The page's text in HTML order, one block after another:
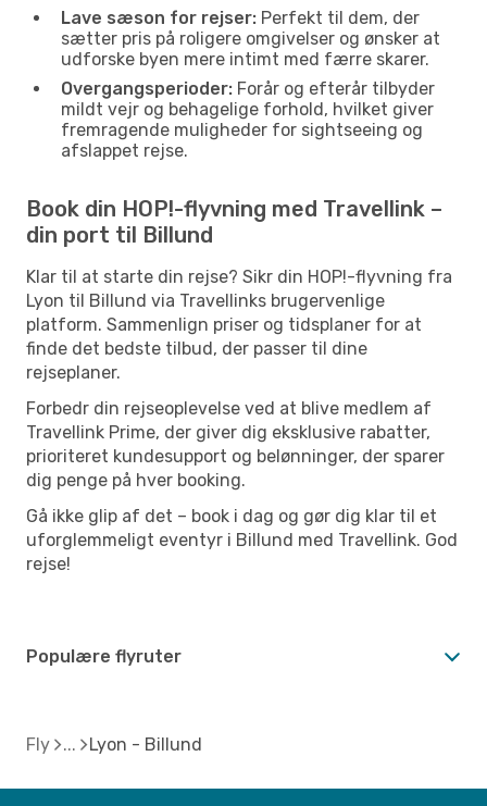
Lave sæson for rejser: Perfekt til dem, der
sætter pris på roligere omgivelser og ønsker at
udforske byen mere intimt med færre skarer.
Overgangsperioder: Forår og efterår tilbyder
mildt vejr og behagelige forhold, hvilket giver
fremragende muligheder for sightseeing og
afslappet rejse.
Book din HOP!-flyvning med Travellink –
din port til Billund
Klar til at starte din rejse? Sikr din HOP!-flyvning fra
Lyon til Billund via Travellinks brugervenlige
platform. Sammenlign priser og tidsplaner for at
finde det bedste tilbud, der passer til dine
rejseplaner.
Forbedr din rejseoplevelse ved at blive medlem af
Travellink Prime, der giver dig eksklusive rabatter,
prioriteret kundesupport og belønninger, der sparer
dig penge på hver booking.
Gå ikke glip af det – book i dag og gør dig klar til et
uforglemmeligt eventyr i Billund med Travellink. God
rejse!
Populære flyruter
Fly Lyon - Billund